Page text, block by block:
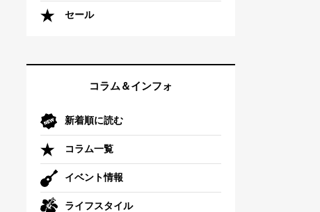
セール
コラム＆インフォ
新着順に読む
コラム一覧
イベント情報
ライフスタイル